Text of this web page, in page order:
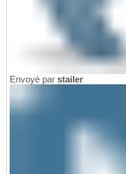
Envoyé par stailer